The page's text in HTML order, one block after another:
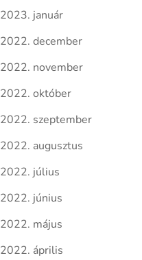
2023. január
2022. december
2022. november
2022. október
2022. szeptember
2022. augusztus
2022. július
2022. június
2022. május
2022. április